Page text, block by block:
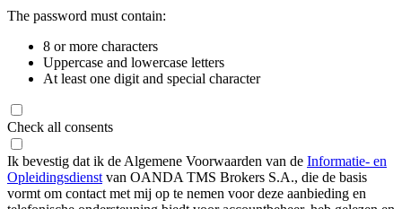
The password must contain:
8 or more characters
Uppercase and lowercase letters
At least one digit and special character
Check all consents
Ik bevestig dat ik de Algemene Voorwaarden van de Informatie- en
Opleidingsdienst van OANDA TMS Brokers S.A., die de basis
vormt om contact met mij op te nemen voor deze aanbieding en